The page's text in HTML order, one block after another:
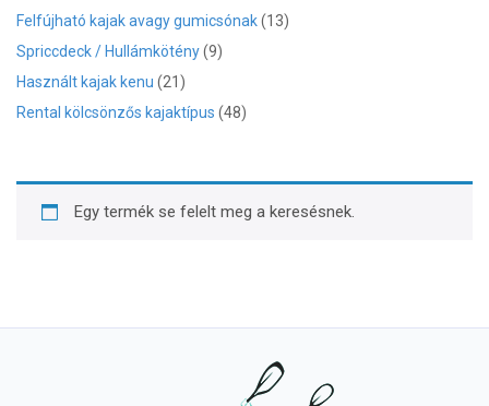
Felfújható kajak avagy gumicsónak(13)
Spriccdeck / Hullámkötény(9)
Használt kajak kenu (21)
Rental kölcsönzős kajaktípus (48)
Egy termék se felelt meg a keresésnek.